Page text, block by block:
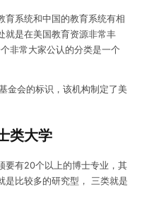
育系统和中国的教育系统有相
就是在美国教育资源非常丰
非常大家公认的分类是一个
金会的标识，该机构制定了美
类大学
要有20个以上的博士专业，其
是比较多的研究型， 三类就是